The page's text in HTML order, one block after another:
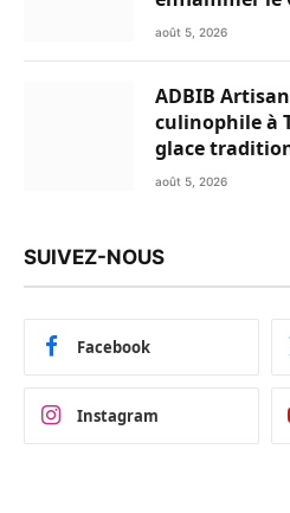
Club
août 5, 2026
ADBIB
culinophile à
glace
premières de
août 5, 2026
SUIVEZ-NOUS
Facebook
Instagram